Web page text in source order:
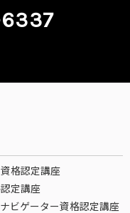
格認定講座
定講座
ビゲーター資格認定講座